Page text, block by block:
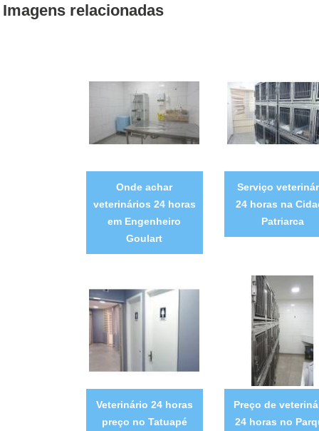
Imagens relacionadas
Onde achar
veterinários 24 horas
em Engenheiro
Goulart
Serviço
24 horas na
Patriarca
Veterinário 24 horas
preço no Tatuapé
Preço de
24 horas no